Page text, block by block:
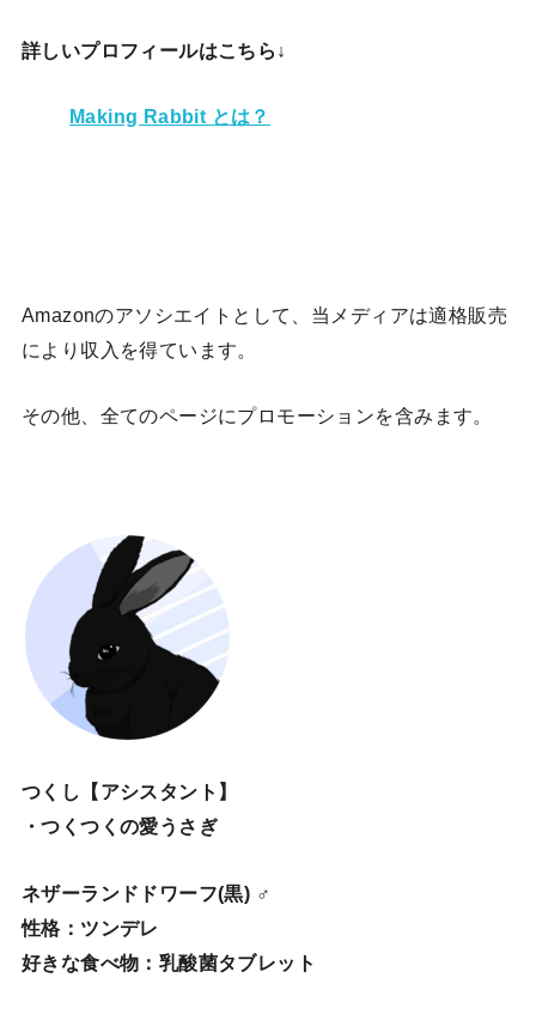
詳しいプロフィールはこちら↓
Making Rabbit とは？
Amazonのアソシエイトとして、当メディアは適格販売
により収入を得ています。
その他、全てのページにプロモーションを含みます。
つくし【アシスタント】
・つくつくの愛うさぎ
ネザーランドドワーフ(黒) ♂
性格：ツンデレ
好きな食べ物：乳酸菌タブレット